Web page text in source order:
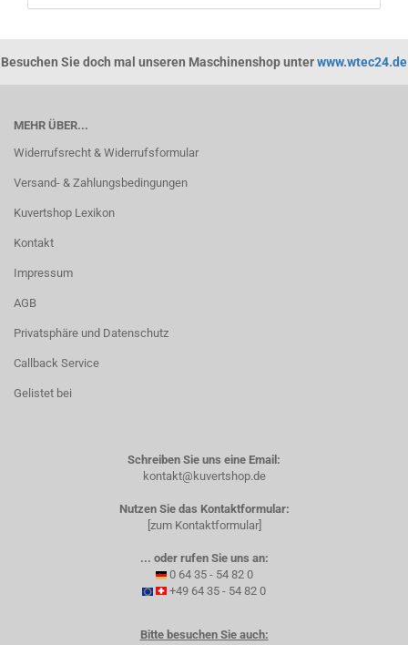
Besuchen Sie doch mal unseren Maschinenshop unterwww.wtec24.de
MEHR ÜBER...
Widerrufsrecht & Widerrufsformular
Versand- & Zahlungsbedingungen
Kuvertshop Lexikon
Kontakt
Impressum
AGB
Privatsphäre und Datenschutz
Callback Service
Gelistet bei
Schreiben Sie uns eine Email:
kontakt@kuvertshop.de
Nutzen Sie das Kontaktformular:
[zum Kontaktformular]
... oder rufen Sie uns an:
0 64 35 - 54 82 0
+49 64 35 - 54 82 0
Bitte besuchen Sie auch: